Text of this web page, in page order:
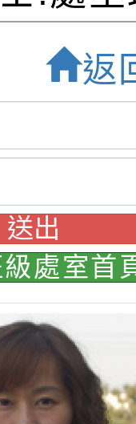
園最返
送出
處室首